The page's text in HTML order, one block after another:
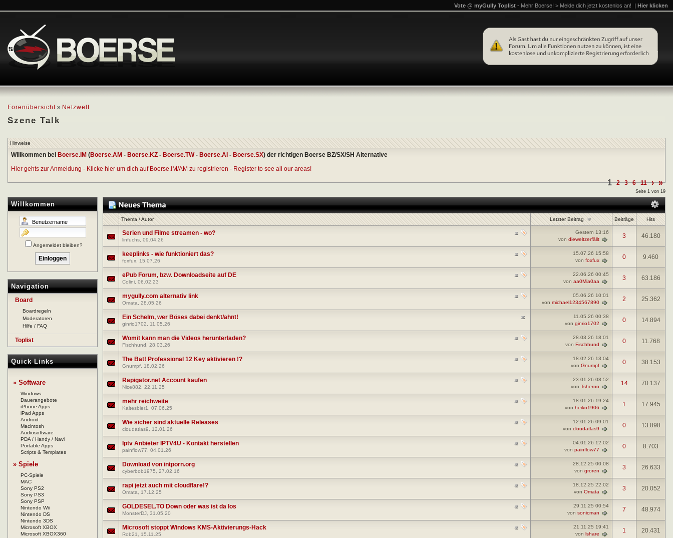
Forenübersicht » Netzwelt
Szene Talk
Vote @ myGully Toplist - Mehr Boerse! > Melde dich jetzt kostenlos an! | Hier klicken
Hinweise
Willkommen bei Boerse.IM (Boerse.AM - Boerse.KZ - Boerse.TW- Boerse.AI - Boerse.SX) der richtigen Boerse BZ/SX/SH Alternative
Hier gehts zur Anmeldung - Klicke hier um dich auf Boerse.IM/AM zu registrieren - Register to see all our areas!
Willkommen
Angemeldet bleiben?
Navigation
Board
Boardregeln
Moderatoren
Hilfe / FAQ
Toplist
Quick Links
» Software
Windows
Dauerangebote
iPhone Apps
iPad Apps
Android
Macintosh
Audiosoftware
PDA / Handy / Navi
Portable Apps
Scripts & Templates
» Spiele
PC-Spiele
MAC
Sony PS2
Sony PS3
Sony PSP
Nintendo Wii
Nintendo DS
Nintendo 3DS
Microsoft XBOX
Microsoft XBOX360
1 2 3 6 11 › »
Seite 1 von 19
Thema/Autor Letzter Beitrag Beiträge Hits
Serien und Filme streamen - wo?
linfuchs, 09.04.26
Gestern 13:16
von dieweltzerfällt 3 46.180
keeplinks - wie funktioniert das?
foxfux, 15.07.26
15.07.26 15:58
von foxfux 0 9.460
ePub Forum, bzw. Downloadseite auf DE
Colini, 06.02.23
22.06.26 00:45
von aa0Mia0aa 3 63.186
mygully.com alternativ link
Omata, 28.05.26
05.06.26 10:01
von michael1234567890 2 25.362
Ein Schelm, wer Böses dabei denkt/ahnt!
ginrio1702, 11.05.26
11.05.26 00:38
von ginrio1702 0 14.894
Womit kann man die Videos herunterladen?
Fischhund , 28.03.26
28.03.26 18:01
von Fischhund 0 11.768
The Bat! Professional 12 Key aktivieren !?
Gnumpf, 18.02.26
18.02.26 13:04
von Gnumpf 0 38.153
Rapigator.net Account kaufen
Nice882, 22.11.25
23.01.26 08:52
von Tsherno 14 70.137
mehr reichweite
Kaltesbier1, 07.06.25
18.01.26 19:24
von heiko1906 1 17.945
Wie sicher sind aktuelle Releases
cloudatlas9, 12.01.26
12.01.26 09:01
von cloudatlas9 0 13.898
Iptv Anbieter IPTV4U - Kontakt herstellen
painflow77, 04.01.26
04.01.26 12:02
von painflow77 0 8.703
Download von intporn.org
cyberbob1975, 27.02.16
28.12.25 00:08
von groren 3 26.633
rapi jetzt auch mit cloudflare!?
Omata, 17.12.25
18.12.25 22:02
von Omata 3 20.052
GOLDESEL.TO Down oder was ist da los
MonsterDJ, 31.05.20
29.11.25 00:54
von sonicman 7 48.974
Microsoft stoppt Windows KMS-Aktivierungs-Hack
Rob21, 15.11.25
21.11.25 19:41
von lshare 1 20.431